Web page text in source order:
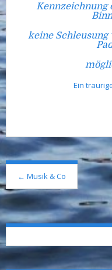
Kennzeichnung
keine Schleusung
Ein
Post
navigation
← Musik & Co